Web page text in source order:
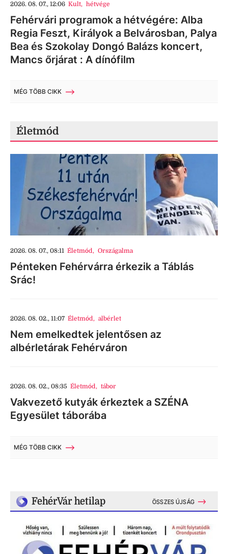
2026. 08. 07., 12:06 Kult, hétvége
Fehérvári programok a hétvégére: Alba
Regia Feszt, Királyok a Belvárosban, Palya
Bea és Szokolay Dongó Balázs koncert,
Mancs őrjárat : A dínófilm
MÉG TÖBB CIKK
Életmód
2026. 08. 07., 08:11 Életmód, Országalma
Pénteken Fehérvárra érkezik a Táblás
Srác!
2026. 08. 02., 11:07 Életmód, albérlet
Nem emelkedtek jelentősen az
albérletárak Fehérváron
2026. 08. 02., 08:35 Életmód, tábor
Vakvezető kutyák érkeztek a SZÉNA
Egyesület táborába
MÉG TÖBB CIKK
FehérVár hetilap ÖSSZES ÚJSÁG